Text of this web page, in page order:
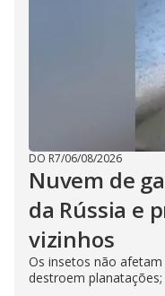
DO R7/06/08/2026
Nuvem de
da Rússia e
vizinhos
Os insetos não
destroem